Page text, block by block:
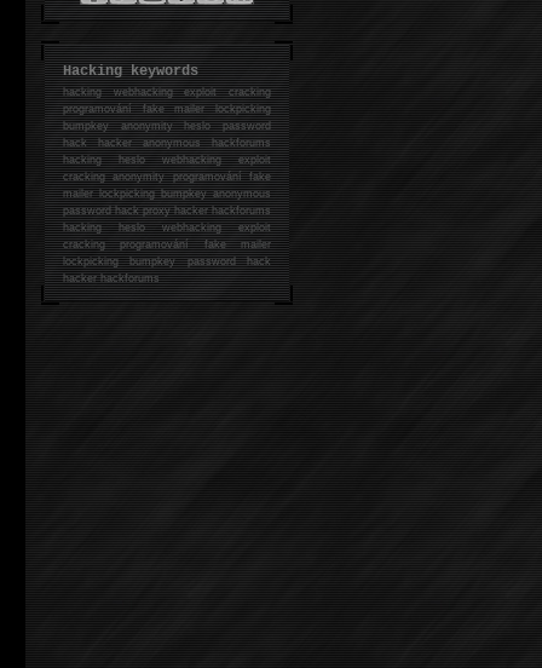
Hacking keywords
hackingwebhacking exploit cracking
programování fake mailer lockpicking
bumpkey anonymity heslo password
hackhacker anonymous hackforums
hackingheslo webhacking exploit
cracking anonymity programování fake
mailer lockpicking bumpkey anonymous
password hack proxy hacker hackforums
hacking heslo webhacking exploit
cracking programování fake mailer
lockpicking bumpkey password hack
hackerhackforums